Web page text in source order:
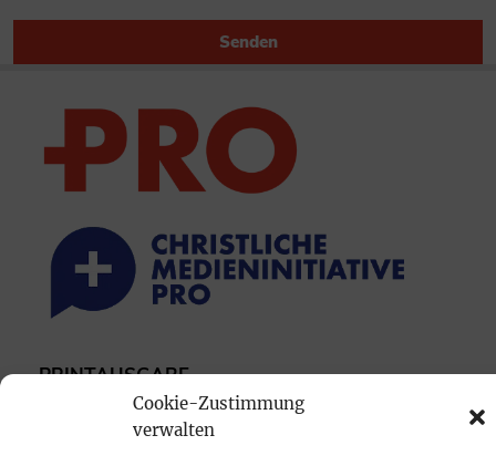
Cookie-Zustimmung
verwalten
Senden
PRINTAUSGABE
Mediadaten